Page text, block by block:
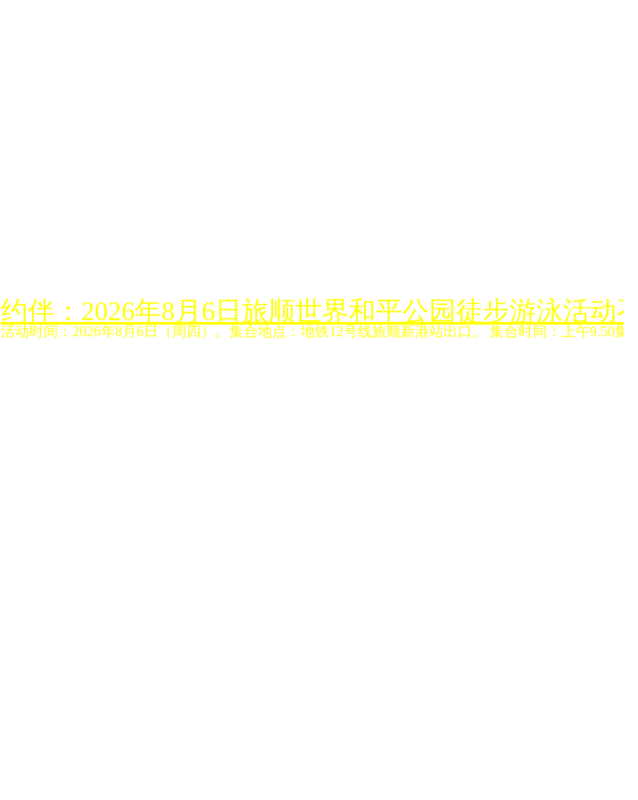
约伴：2026年8月6日旅顺世界和平公园徒步游泳活动
活动时间：2026年8月6日（周四）。集合地点：地铁12号线旅顺新港站出口。 集合时间：上午9.50集